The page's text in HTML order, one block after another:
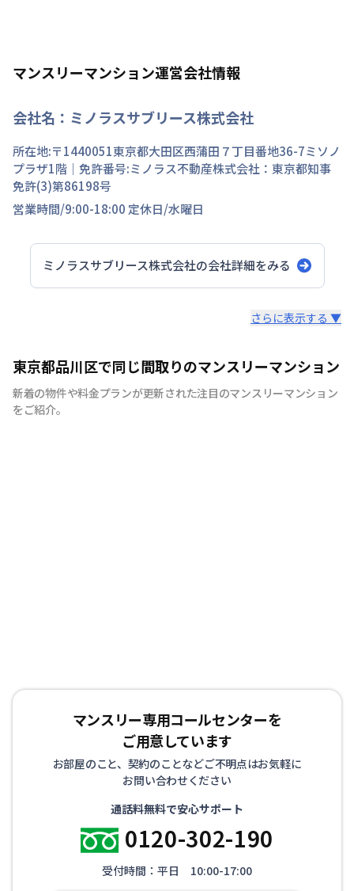
マンスリーマンション運営会社情報
会社名： ミノラスサブリース株式会社
所在地:〒1440051東京都大田区西蒲田 ７丁目番地36-7ミソノ
プラザ1階 ｜免許番号:ミノラス不動産株式会社：東京都知事
免許(3)第86198号
営業時間/9:00-18:00 定休日/水曜日
ミノラスサブリース株式会社の会社詳細をみる
当社は東京都大田区・品川区・川崎駅周辺を主に260部屋
運営をしております。地域密着型でお客様にとって最適な
お部屋のご紹介をさせていただきます。駐車場付きやご家
族様向けの広めのお部屋、出張の際の宿舎利用までご用意
さらに表示する ▼
東京都品川区で同じ間取りのマンスリーマンション
新着の物件や料金プランが更新された注目のマンスリーマンション
をご紹介。
マンスリー専用コールセンターを
ご用意しています
お部屋のこと、契約のことなどご不明点はお気軽に
お問い合わせください
通話料無料で安心サポート
0120-302-190
受付時間：平日 10:00-17:00